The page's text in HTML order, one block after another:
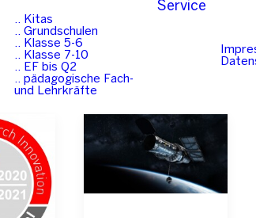
.. Kitas
.. Grundschulen
.. Klasse 5-6
.. Klasse 7-10
.. EF bis Q2
.. pädagogische Fach-
und Lehrkräfte
Service